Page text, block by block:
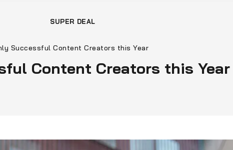
SUPER DEAL
Successful Content Creators this Year
Content Creators this Year